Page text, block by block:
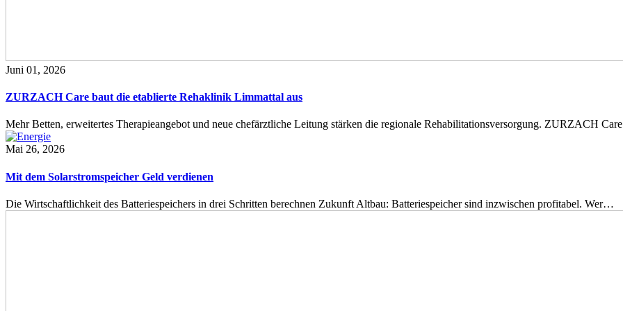
Juni 01, 2026
ZURZACH Care baut die etablierte Rehaklinik Limmattal aus
Mehr Betten, erweitertes Therapieangebot und neue chefärztliche Leitung stärken die regionale Rehabilitationsversorgung. ZURZACH
Mai 26, 2026
Mit dem Solarstromspeicher Geld verdienen
Die Wirtschaftlichkeit des Batteriespeichers in drei Schritten berechnen Zukunft Altbau: Batteriespeicher sind inzwischen profitabel. Wer…